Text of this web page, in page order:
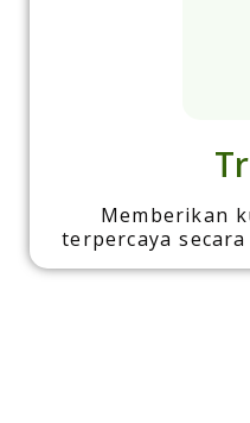
Memberikan
terpercaya